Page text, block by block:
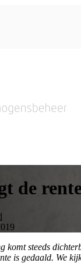
de
komt steeds
is gedaald. We